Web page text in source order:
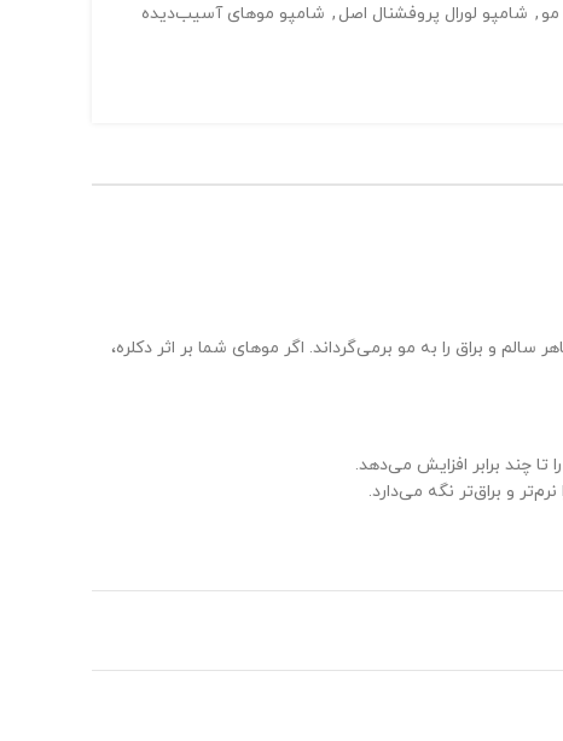
, شامپو لورال پروفشنال اصل , شامپو موهای آسیب‌دیده
و براق را به مو برمی‌گرداند. اگر موهای شما بر اثر دکلره،
چند برابر افزایش می‌دهد.
و براق‌تر نگه می‌دارد.